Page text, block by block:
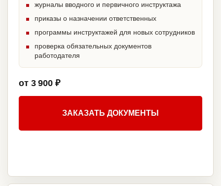
журналы вводного и первичного инструктажа
приказы о назначении ответственных
программы инструктажей для новых сотрудников
проверка обязательных документов
работодателя
от 3 900 ₽
ЗАКАЗАТЬ ДОКУМЕНТЫ